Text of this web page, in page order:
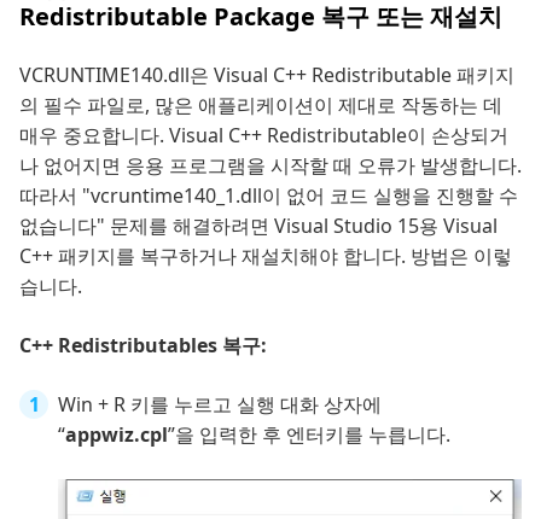
Redistributable Package 복구 또는 재설치
VCRUNTIME140.dll은 Visual C++ Redistributable 패키지
의 필수 파일로, 많은 애플리케이션이 제대로 작동하는 데
매우 중요합니다. Visual C++ Redistributable이 손상되거
나 없어지면 응용 프로그램을 시작할 때 오류가 발생합니다.
따라서 "vcruntime140_1.dll이 없어 코드 실행을 진행할 수
없습니다" 문제를 해결하려면 Visual Studio 15용 Visual
C++ 패키지를 복구하거나 재설치해야 합니다. 방법은 이렇
습니다.
C++ Redistributables 복구:
Win + R 키를 누르고 실행 대화 상자에
“appwiz.cpl”을 입력한 후 엔터키를 누릅니다.